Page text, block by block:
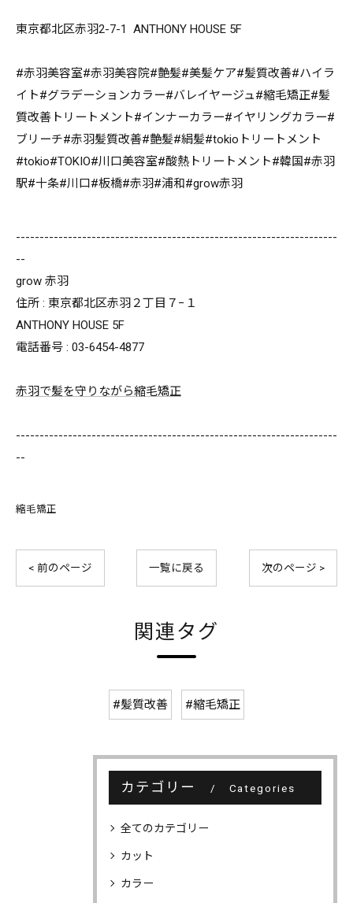
東京都北区赤羽2-7-1 ANTHONY HOUSE 5F
#赤羽美容室#赤羽美容院#艶髪#美髪ケア#髪質改善#ハイラ
イト#グラデーションカラー#バレイヤージュ#縮毛矯正#髪
質改善トリートメント#インナーカラー#イヤリングカラー#
ブリーチ#赤羽髪質改善#艶髪#絹髪#tokioトリートメント
#tokio#TOKIO#川口美容室#酸熱トリートメント#韓国#赤羽
駅#十条#川口#板橋#赤羽#浦和#grow赤羽
--------------------------------------------------------------------
--
grow 赤羽
住所 : 東京都北区赤羽２丁目７−１
ANTHONY HOUSE 5F
電話番号 : 03-6454-4877
赤羽で髪を守りながら縮毛矯正
--------------------------------------------------------------------
--
縮毛矯正
< 前のページ 一覧に戻る 次のページ >
関連タグ
#髪質改善 #縮毛矯正
カテゴリー Categories
全てのカテゴリー
カット
カラー